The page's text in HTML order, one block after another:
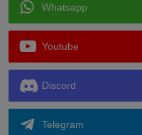
Whatsapp
Youtube
Discord
Telegram